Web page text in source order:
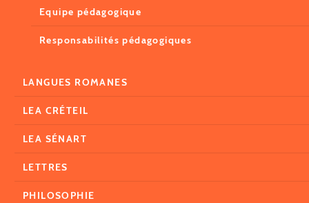
Equipe pédagogique
Responsabilités pédagogiques
LANGUES ROMANES
LEA CRÉTEIL
LEA SÉNART
LETTRES
PHILOSOPHIE